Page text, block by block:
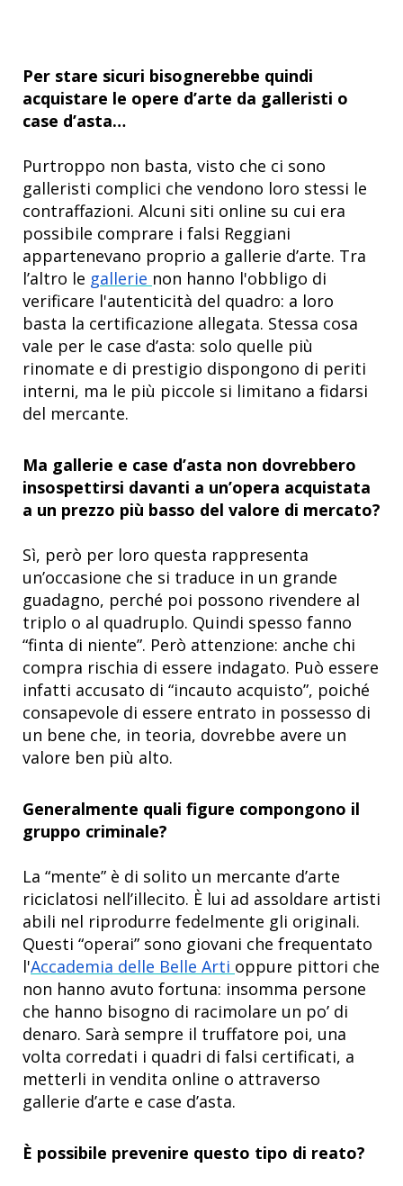
Per stare sicuri bisognerebbe quindi
acquistare le opere d’arte da galleristi o
case d’asta…
Purtroppo non basta, visto che ci sono
galleristi complici che vendono loro stessi le
contraffazioni. Alcuni siti online su cui era
possibile comprare i falsi Reggiani
appartenevano proprio a gallerie d’arte. Tra
l’altro le gallerie non hanno l'obbligo di
verificare l'autenticità del quadro: a loro
basta la certificazione allegata. Stessa cosa
vale per le case d’asta: solo quelle più
rinomate e di prestigio dispongono di periti
interni, ma le più piccole si limitano a fidarsi
del mercante.
Ma gallerie e case d’asta non dovrebbero
insospettirsi davanti a un’opera acquistata
a un prezzo più basso del valore di mercato?
Sì, però per loro questa rappresenta
un’occasione che si traduce in un grande
guadagno, perché poi possono rivendere al
triplo o al quadruplo. Quindi spesso fanno
“finta di niente”. Però attenzione: anche chi
compra rischia di essere indagato. Può essere
infatti accusato di “incauto acquisto”, poiché
consapevole di essere entrato in possesso di
un bene che, in teoria, dovrebbe avere un
valore ben più alto.
Generalmente quali figure compongono il
gruppo criminale?
La “mente” è di solito un mercante d’arte
riciclatosi nell’illecito. È lui ad assoldare artisti
abili nel riprodurre fedelmente gli originali.
Questi “operai” sono giovani che frequentato
l'Accademia delle Belle Arti oppure pittori che
non hanno avuto fortuna: insomma persone
che hanno bisogno di racimolare un po’ di
denaro. Sarà sempre il truffatore poi, una
volta corredati i quadri di falsi certificati, a
metterli in vendita online o attraverso
gallerie d’arte e case d’asta.
È possibile prevenire questo tipo di reato?